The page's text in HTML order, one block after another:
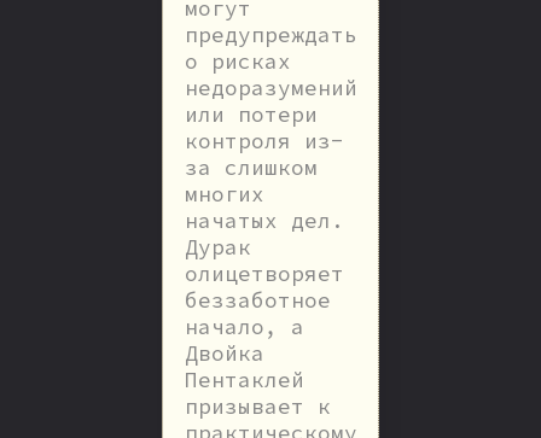
могут
предупреждать
о рисках
недоразумений
или потери
контроля из-
за слишком
многих
начатых дел.
Дурак
олицетворяет
беззаботное
начало, а
Двойка
Пентаклей
призывает к